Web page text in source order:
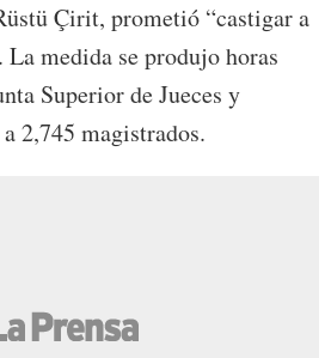
Çirit, prometió “castigar a
medida se produjo horas
Superior de Jueces y
2,745 magistrados.